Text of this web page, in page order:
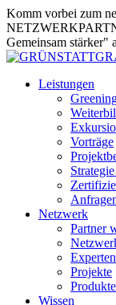
Zum
Inhalt
springen
Komm vorbei zum
Gemeinsam stärker"
Leistungen
Vorträge
Netzwerk
Partner
Experten
Projekte
Produkte
Wissen